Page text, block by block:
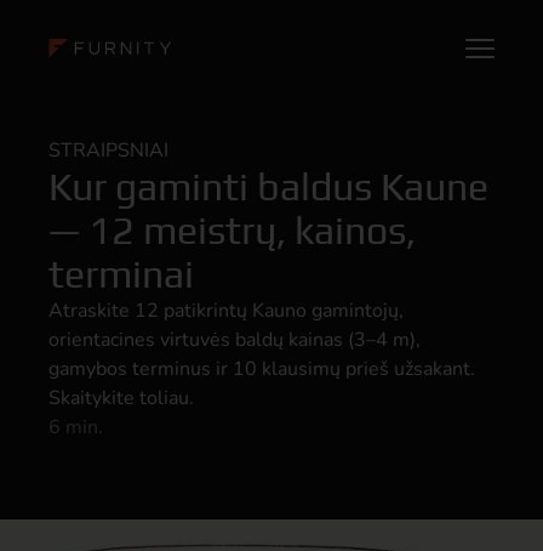
STRAIPSNIAI
Kur gaminti baldus Kaune
— 12 meistrų, kainos,
terminai
Atraskite 12 patikrintų Kauno gamintojų,
orientacines virtuvės baldų kainas (3–4 m),
gamybos terminus ir 10 klausimų prieš užsakant.
Skaitykite toliau.
6 min.